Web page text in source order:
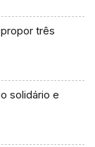
três
solidário e